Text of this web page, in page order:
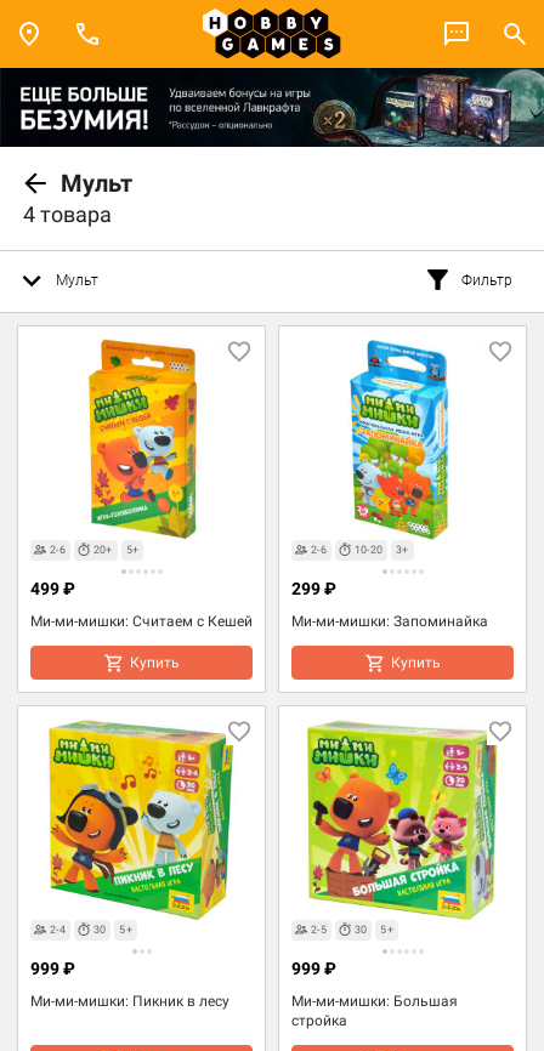
Мульт
4 товара
Мульт Фильтр
2-6 20+ 5+
Ми-ми-мишки: Считаем с Кешей
499 ₽
Купить
2-6 10-20 3+
Ми-ми-мишки: Запоминайка
299 ₽
Купить
2-4 30 5+
Ми-ми-мишки: Пикник в лесу
999 ₽
2-5 30 5+
Ми-ми-мишки: Большая
стройка
999 ₽